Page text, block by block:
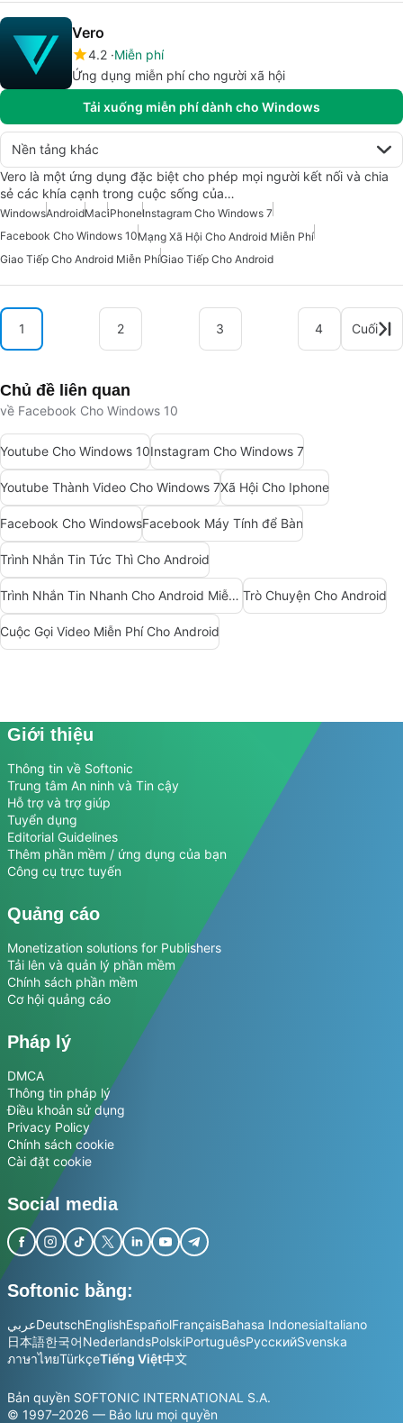
Vero
4.2 Miễn phí
Ứng dụng miễn phí cho người xã hội
Tải xuống miễn phí dành cho Windows
Nền tảng khác
Vero là một ứng dụng đặc biệt cho phép mọi người kết nối và chia
sẻ các khía cạnh trong cuộc sống của…
WindowsAndroidMaciPhoneInstagram Cho Windows 7
Facebook Cho Windows 10Mạng Xã Hội Cho Android Miễn Phí
Giao Tiếp Cho Android Miễn PhíGiao Tiếp Cho Android
1 2 3 4 Cuối
Chủ đề liên quan
về Facebook Cho Windows 10
Youtube Cho Windows 10Instagram Cho Windows 7
Youtube Thành Video Cho Windows 7Xã Hội Cho Iphone
Facebook Cho WindowsFacebook Máy Tính để Bàn
Trình Nhắn Tin Tức Thì Cho Android
Trình Nhắn Tin Nhanh Cho Android Miễn Phí Trò Chuyện Cho Android
Cuộc Gọi Video Miễn Phí Cho Android
Giới thiệu
Thông tin về Softonic
Trung tâm An ninh và Tin cậy
Hỗ trợ và trợ giúp
Tuyển dụng
Editorial Guidelines
Thêm phần mềm / ứng dụng của bạn
Công cụ trực tuyến
Quảng cáo
Monetization solutions for Publishers
Tải lên và quản lý phần mềm
Chính sách phần mềm
Cơ hội quảng cáo
Pháp lý
DMCA
Thông tin pháp lý
Điều khoản sử dụng
Privacy Policy
Chính sách cookie
Cài đặt cookie
Social media
Softonic bằng:
عربيDeutschEnglishEspañolFrançaisBahasa IndonesiaItaliano
日本語한국어NederlandsPolskiPortuguêsРусскийSvenska
ภาษาไทยTürkçeTiếng Việt中文
Bản quyền SOFTONIC INTERNATIONAL S.A.
© 1997–2026 — Bảo lưu mọi quyền